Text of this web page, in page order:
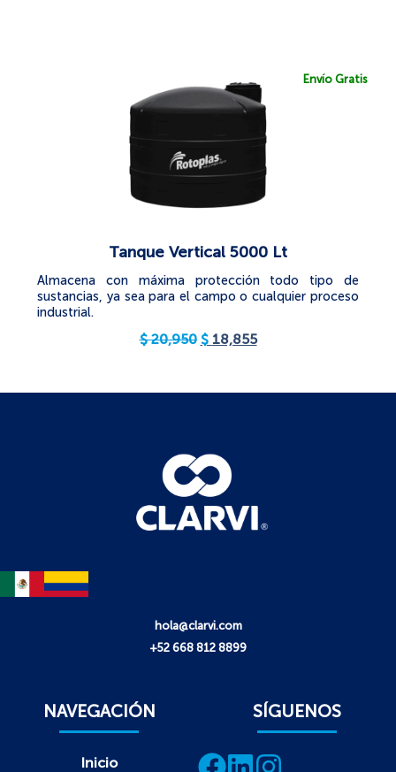
Envío Gratis
Tanque Vertical 5000 Lt
Almacena con máxima protección todo tipo de
sustancias, ya sea para el campo o cualquier proceso
industrial.
$20,950 $ 18,855
hola@clarvi.com
+52 668 812 8899
NAVEGACIÓN
Inicio
SÍGUENOS